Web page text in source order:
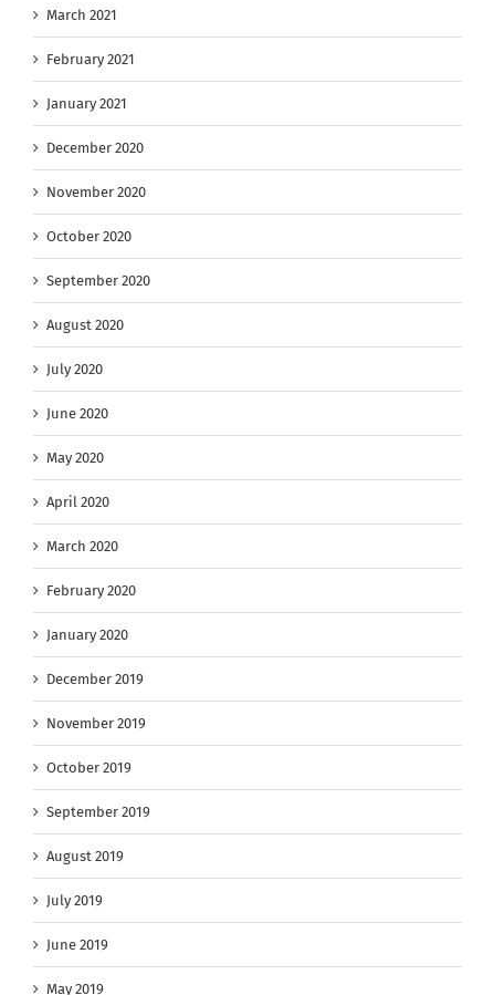
March 2021
February 2021
January 2021
December 2020
November 2020
October 2020
September 2020
August 2020
July 2020
June 2020
May 2020
April 2020
March 2020
February 2020
January 2020
December 2019
November 2019
October 2019
September 2019
August 2019
July 2019
June 2019
May 2019